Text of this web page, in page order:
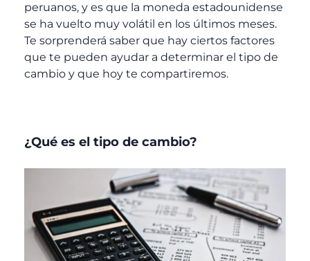
peruanos, y es que la moneda estadounidense
se ha vuelto muy volátil en los últimos meses.
Te sorprenderá saber que hay ciertos factores
que te pueden ayudar a determinar el tipo de
cambio y que hoy te compartiremos.
¿Qué es el tipo de cambio?